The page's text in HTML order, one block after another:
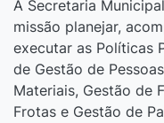
A Secretaria
missão planejar,
executar as Políticas
de Gestão de
Materiais, Gestão de
Frotas e Gestão de